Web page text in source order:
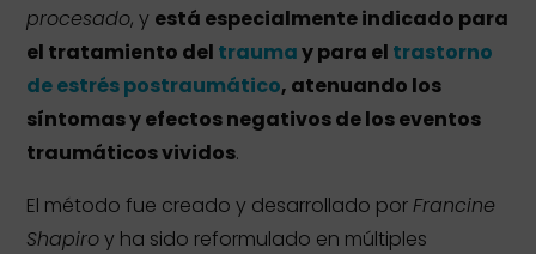
procesado, y está especialmente indicado para
el tratamiento del traumay para el trastorno
de estrés postraumático, atenuando los
síntomas y efectos negativos de los eventos
traumáticos vividos.
El método fue creado y desarrollado porFrancine
Shapiroy ha sido reformulado en múltiples